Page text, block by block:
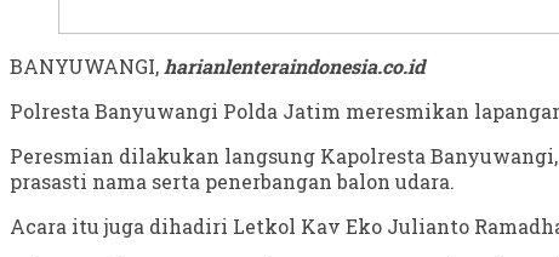
BANYUWANGI,harianlenteraindonesia.co.id
Polresta Banyuwangi Polda Jatim meresmikan
Peresmian dilakukan langsung Kapolresta
prasasti nama serta penerbangan balon udara.
Acara itu juga dihadiri Letkol Kav Eko Julianto